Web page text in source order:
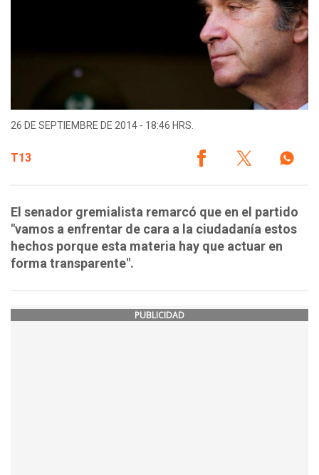
26 DE SEPTIEMBRE DE 2014 - 18:46 HRS.
T13
El senador gremialista remarcó que en el partido
"vamos a enfrentar de cara a la ciudadanía estos
hechos porque esta materia hay que actuar en
forma transparente".
PUBLICIDAD